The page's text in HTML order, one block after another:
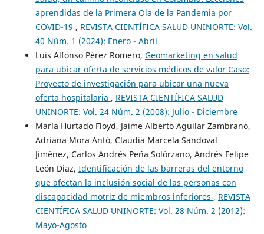
aprendidas de la Primera Ola de la Pandemia por
COVID-19 , REVISTA CIENTÍFICA SALUD UNINORTE: Vol.
40 Núm. 1 (2024): Enero - Abril
Luis Alfonso Pérez Romero, Geomarketing en salud
para ubicar oferta de servicios médicos de valor Caso:
Proyecto de investigación para ubicar una nueva
oferta hospitalaria , REVISTA CIENTÍFICA SALUD
UNINORTE: Vol. 24 Núm. 2 (2008): Julio - Diciembre
María Hurtado Floyd, Jaime Alberto Aguilar Zambrano,
Adriana Mora Antó, Claudia Marcela Sandoval
Jiménez, Carlos Andrés Peña Solórzano, Andrés Felipe
León Diaz, Identificación de las barreras del entorno
que afectan la inclusión social de las personas con
discapacidad motriz de miembros inferiores , REVISTA
CIENTÍFICA SALUD UNINORTE: Vol. 28 Núm. 2 (2012):
Mayo-Agosto